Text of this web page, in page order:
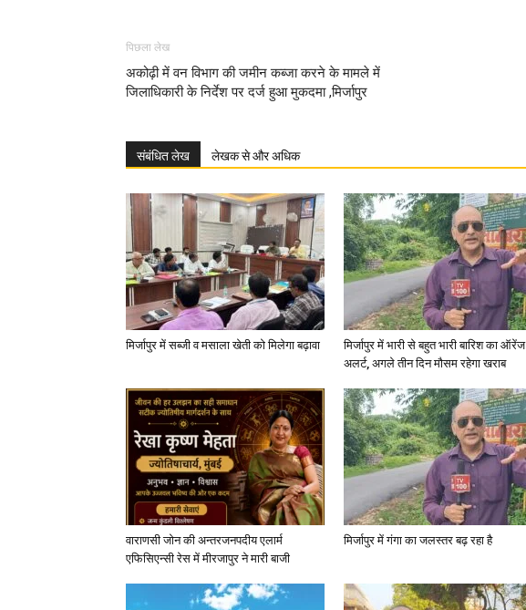
पिछला लेख
अकोढ़ी में वन विभाग की जमीन कब्जा करने के मामले में
जिलाधिकारी के निर्देश पर दर्ज हुआ मुकदमा ,मिर्जापुर
संबंधित लेख लेखक से और अधिक
मिर्जापुर में सब्जी व मसाला खेती को मिलेगा बढ़ावा
मिर्जापुर में भारी से बहुत भारी बारिश का ऑरेंज
अलर्ट, अगले तीन दिन मौसम रहेगा खराब
वाराणसी जोन की अन्तरजनपदीय एलार्म
एफिसिएन्सी रेस में मीरजापुर ने मारी बाजी
मिर्जापुर में गंगा का जलस्तर बढ़ रहा है